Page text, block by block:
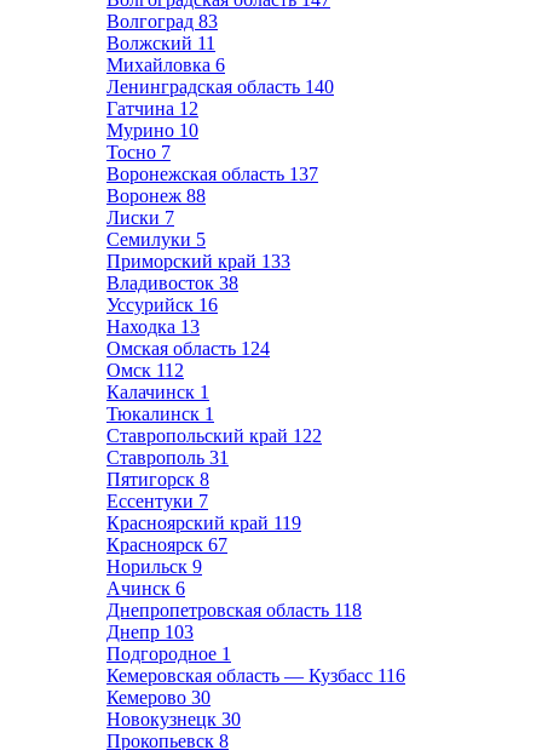
Волгоград 83
Волжский 11
Михайловка 6
Ленинградская область 140
Гатчина 12
Мурино 10
Тосно 7
Воронежская область 137
Воронеж 88
Лиски 7
Семилуки 5
Приморский край 133
Владивосток 38
Уссурийск 16
Находка 13
Омская область 124
Омск 112
Калачинск 1
Тюкалинск 1
Ставропольский край 122
Ставрополь 31
Пятигорск 8
Ессентуки 7
Красноярский край 119
Красноярск 67
Норильск 9
Ачинск 6
Днепропетровская область 118
Днепр 103
Подгородное 1
Кемеровская область — Кузбасс 116
Кемерово 30
Новокузнецк 30
Прокопьевск 8